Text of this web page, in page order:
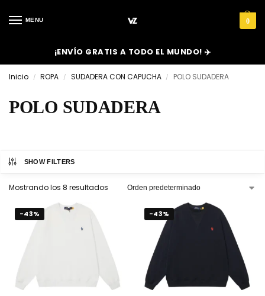
MENU 0
¡ENVÍO GRATIS A TODO EL MUNDO! ✈️
Inicio / ROPA / SUDADERA CON CAPUCHA / POLO SUDADERA
POLO SUDADERA
SHOW FILTERS
Mostrando los 8 resultados
-43% -43%